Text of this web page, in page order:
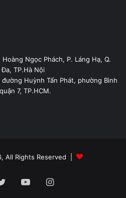
Hoàng Ngọc Phách, P. Láng Hạ, Q.
TP.Hà Nội
đường Huỳnh Tấn Phát, phường Bình
7, TP.HCM.
All Rights Reserved |
Twitter YouTubeInstagram